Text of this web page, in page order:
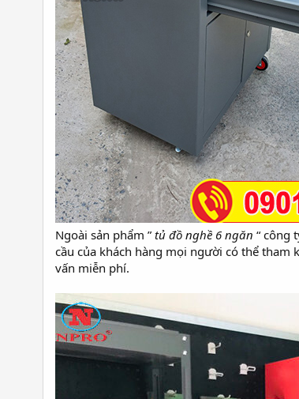
Ngoài sản phẩm ” tủ đồ nghề 6 ngăn “ công
cầu của khách hàng mọi người có thể tham
vấn miễn phí.